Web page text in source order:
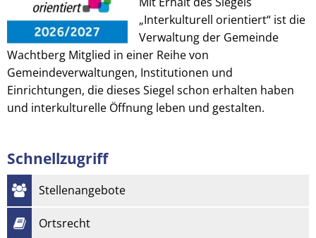
„Interkulturell orientiert“ ist die
Verwaltung der Gemeinde
Wachtberg Mitglied in einer Reihe von
Gemeindeverwaltungen, Institutionen und
Einrichtungen, die dieses Siegel schon erhalten haben
und interkulturelle Öffnung leben und gestalten.
Schnellzugriff
Stellenangebote
Ortsrecht